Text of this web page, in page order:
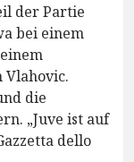
der Partie
bei einem
Vlahovic.
die
„Juve ist auf
dello